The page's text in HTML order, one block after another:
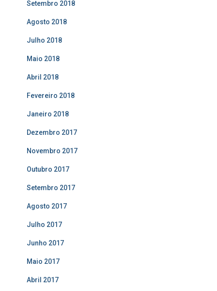
Setembro 2018
Agosto 2018
Julho 2018
Maio 2018
Abril 2018
Fevereiro 2018
Janeiro 2018
Dezembro 2017
Novembro 2017
Outubro 2017
Setembro 2017
Agosto 2017
Julho 2017
Junho 2017
Maio 2017
Abril 2017